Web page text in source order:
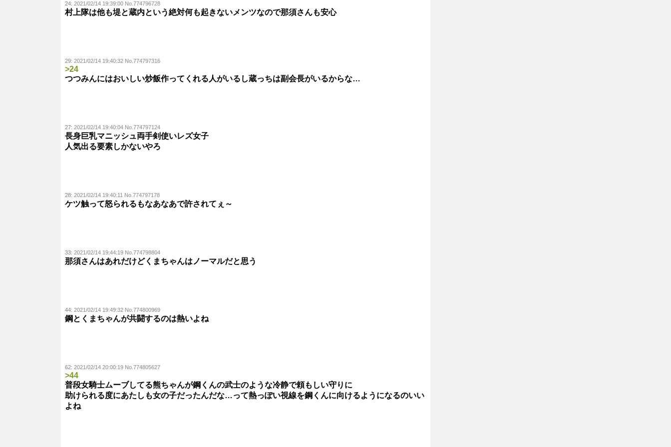
24: 2021/02/14 19:39:00 No.774796728
村上隊は他も堤と蔵内という絶対何も起きないメンツなので那須さんも安心
29: 2021/02/14 19:40:32 No.774797316
>24
つつみんにはおいしい炒飯作ってくれる人がいるし蔵っちは副会長がいるからな…
27: 2021/02/14 19:40:04 No.774797124
長身巨乳マニッシュ両手剣使いレズ女子
人気出る要素しかないやろ
28: 2021/02/14 19:40:11 No.774797178
ケツ触って怒られるもなあなあで許されてぇ～
33: 2021/02/14 19:44:19 No.774798804
那須さんはあれだけどくまちゃんはノーマルだと思う
44: 2021/02/14 19:49:32 No.774800969
鋼とくまちゃんが共闘するのは熱いよね
62: 2021/02/14 20:00:19 No.774805627
>44
普段女騎士ムーブしてる熊ちゃんが鋼くんの武士のような冷静で頼もしい守りに
助けられる度にあたしも女の子だったんだな…って熱っぽい視線を鋼くんに向けるようになるのいい
よね